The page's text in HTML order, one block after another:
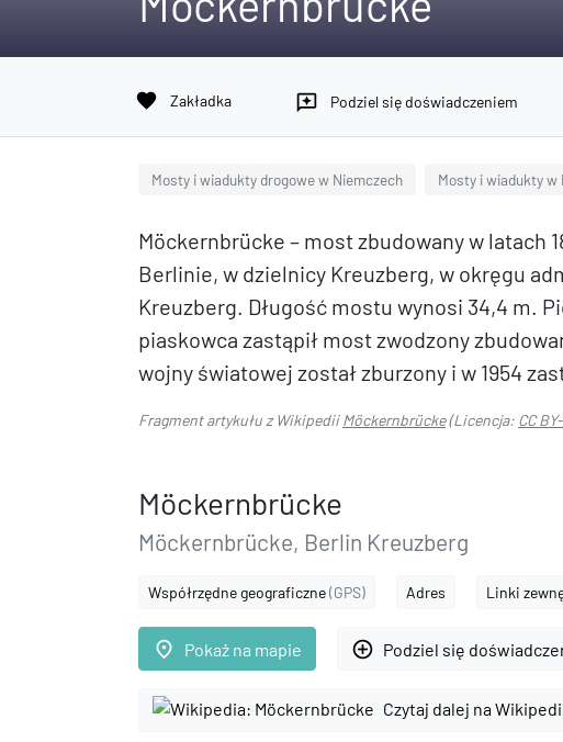
favorite Zakładka reviews Podziel się doświadczeniem
Mosty i wiadukty drogowe w Niemczech Mosty i wiadukty w
Möckernbrücke – most zbudowany w latach
Berlinie, w dzielnicy Kreuzberg, w okręgu
Kreuzberg. Długość mostu wynosi 34,4 m.
piaskowca zastąpił most zwodzony
wojny światowej został zburzony i w 1954
Fragment artykułu z WikipediiMöckernbrücke(Licencja: CC
Möckernbrücke
Möckernbrücke, Berlin Kreuzberg
Współrzędne geograficzne(GPS) Adres Linki
place Pokaż na mapie add_circle_outline Podziel się
Czytaj dalej na